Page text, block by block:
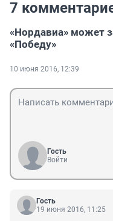
7
«Нордавиа» может
«Победу»
10 июня 2016, 12:39
Гость
Войти
Гость
19 июня 2016, 11:25